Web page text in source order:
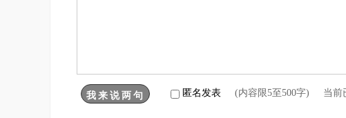
匿名发表 (内容限5至500字) 当前